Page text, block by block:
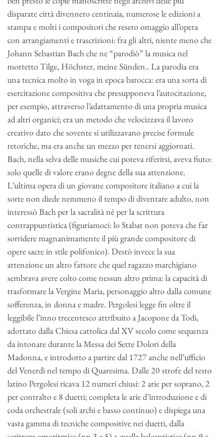
disparate città divennero centinaia, numerose le edizioni a
stampa e molti i compositori che resero omaggio all’opera
con arrangiamenti e trascrizioni: fra gli altri, niente meno che
Johann Sebastian Bach che ne “parodiò” la musica nel
mottetto Tilge, Höchster, meine Sünden.. La parodia era
una tecnica molto in voga in epoca barocca: era una sorta di
esercitazione compositiva che presupponeva l’autocitazione,
per esempio, attraverso l’adattamento di una propria musica
ad altri organici; era un metodo che velocizzava il lavoro
creativo dato che sovente si utilizzavano precise formule
retoriche, ma era anche un mezzo per tenersi aggiornati.
Bach, nella selva delle musiche cui poteva riferirsi, aveva fiuto:
solo quelle di valore erano degne della sua attenzione.
L’ultima opera di un giovane compositore italiano a cui la
sorte non diede nemmeno il tempo di diventare adulto, non
interessò Bach per la sacralità nè per la scrittura
contrappuntistica (figuriamoci: lo Stabat non poteva che far
sorridere magnanimamente il più grande compositore di
opere sacre in stile polifonico). Destò invece la sua
attenzione un altro fattore che quel ragazzo marchigiano
sembrava avere colto come nessun altro prima: la capacità di
trasformare la Vergine Maria, personaggio altro dalla comune
sofferenza, in donna e madre. Pergolesi legge fin oltre il
leggibile l’inno trecentesco attribuito a Jacopone da Todi,
adottato dalla Chiesa cattolica dal XV secolo come sequenza
da intonare durante la Messa dei Sette Dolori della
Madonna, e introdotto a partire dal 1727 anche nell’ufficio
del Venerdì nel tempo di Quaresima. Dalle 20 strofe del testo
latino Pergolesi ricava 12 numeri chiusi: 2 arie per soprano, 2
per contralto e 8 duetti; completa le arie d’introduzione e di
coda orchestrale (soli archi e basso continuo) e dispiega una
vasta gamma di tecniche compositive nei duetti, dalla